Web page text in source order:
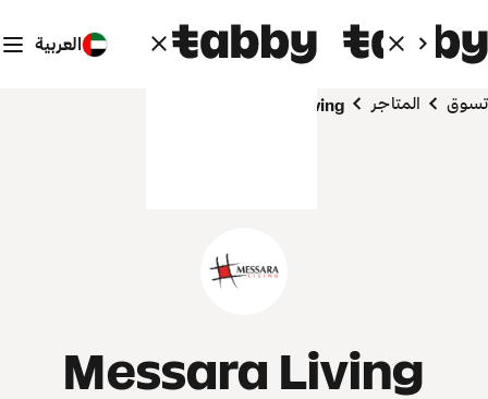
العربية
تسوق المتاجر Messara Living
Messara Living